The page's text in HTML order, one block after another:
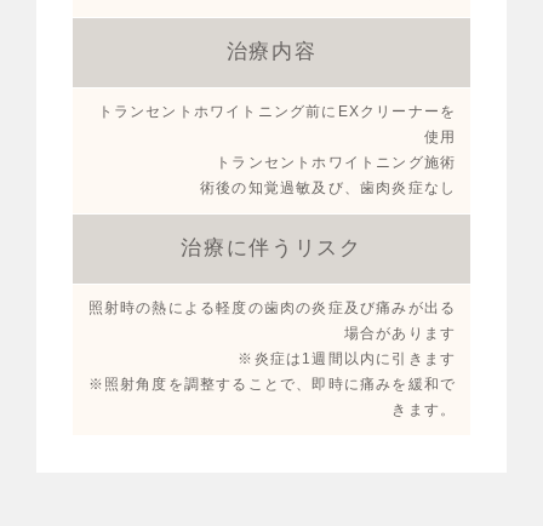
治療内容
トランセントホワイトニング前にEXクリーナーを
使用
トランセントホワイトニング施術
術後の知覚過敏及び、歯肉炎症なし
治療に伴うリスク
照射時の熱による軽度の歯肉の炎症及び痛みが出る
場合があります
※炎症は1週間以内に引きます
※照射角度を調整することで、即時に痛みを緩和で
きます。